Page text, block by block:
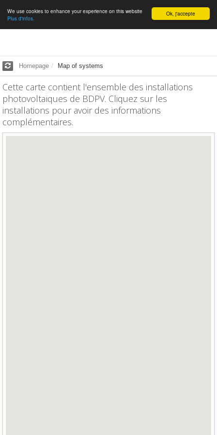
English Ok, j'accepte
We use cookies to enhance your experience on this website
Plus d'infos.
Homepage Map of systems
Cette carte contient l'ensemble des installations
photovoltaïques de BDPV. Cliquez sur les
installations pour avoir des informations
complémentaires.